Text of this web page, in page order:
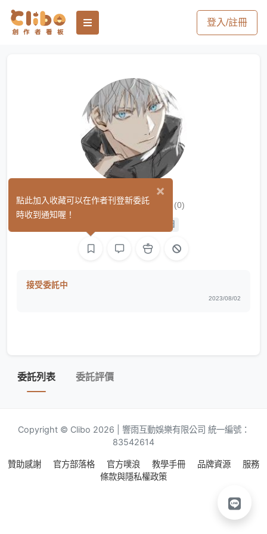
登入/註冊
Rainbowray (0)
繪圖
接受委託中
2023/08/02
委託列表 委託評價
Copyright © Clibo 2026 | 響雨互動娛樂有限公司 統一編號：
83542614
贊助感謝 官方部落格 官方噗浪 教學手冊 品牌資源
服務
條款與隱私權政策
×
點此加入收藏可以在作者刊登新委託
時收到通知喔！